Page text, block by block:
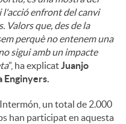
enfront del canvi
Valors que, des de la
perquè no entenem una
sigui amb un impacte
”, ha explicatJuanjo
Enginyers.
un total de 2.000
han participat en aquesta